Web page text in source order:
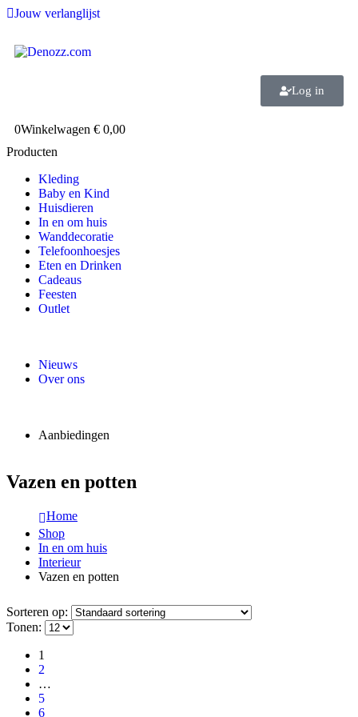
Jouw verlanglijst
Log in
0Winkelwagen € 0,00
Producten
Kleding
Baby en Kind
Huisdieren
In en om huis
Wanddecoratie
Telefoonhoesjes
Eten en Drinken
Cadeaus
Feesten
Outlet
Nieuws
Over ons
Aanbiedingen
Vazen en potten
Home
Shop
In en om huis
Interieur
Vazen en potten
Sorteren op:
Tonen:
1
2
…
5
6